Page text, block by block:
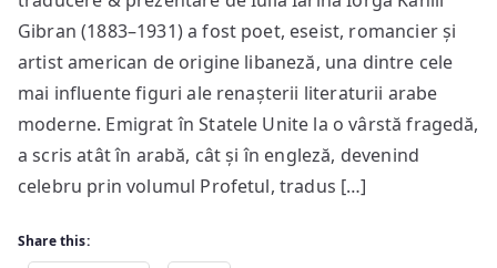
Kahlil
Gibran
Gibran (1883–1931) a fost poet, eseist, romancier și
artist american de origine libaneză, una dintre cele
mai influente figuri ale renașterii literaturii arabe
moderne. Emigrat în Statele Unite la o vârstă fragedă,
a scris atât în arabă, cât și în engleză, devenind
celebru prin volumul Profetul, tradus […]
Share this: